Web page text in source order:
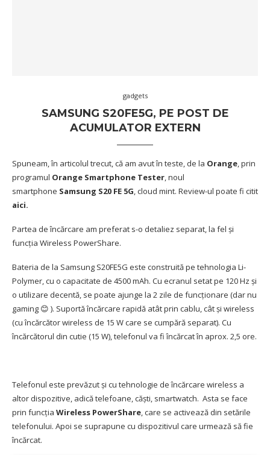
gadgets
SAMSUNG S20FE5G, PE POST DE
ACUMULATOR EXTERN
Spuneam, în articolul trecut, că am avut în teste, de la Orange , prin
programul Orange Smartphone Tester , noul
smartphone Samsung S20 FE 5G , cloud mint. Review-ul poate fi citit
aici.
Partea de încărcare am preferat s-o detaliez separat, la fel și
funcția Wireless PowerShare.
Bateria de la Samsung S20FE5G este construită pe tehnologia Li-
Polymer, cu o capacitate de 4500 mAh. Cu ecranul setat pe 120 Hz și
o utilizare decentă, se poate ajunge la 2 zile de funcționare (dar nu
gaming 😊 ). Suportă încărcare rapidă atât prin cablu, cât și wireless
(cu încărcător wireless de 15 W care se cumpără separat). Cu
încărcătorul din cutie (15 W), telefonul va fi încărcat în aprox. 2,5 ore.
Telefonul este prevăzut și cu tehnologie de încărcare wireless a
altor dispozitive, adică telefoane, căști, smartwatch. Asta se face
prin funcția Wireless PowerShare , care se activează din setările
telefonului. Apoi se suprapune cu dispozitivul care urmează să fie
încărcat.